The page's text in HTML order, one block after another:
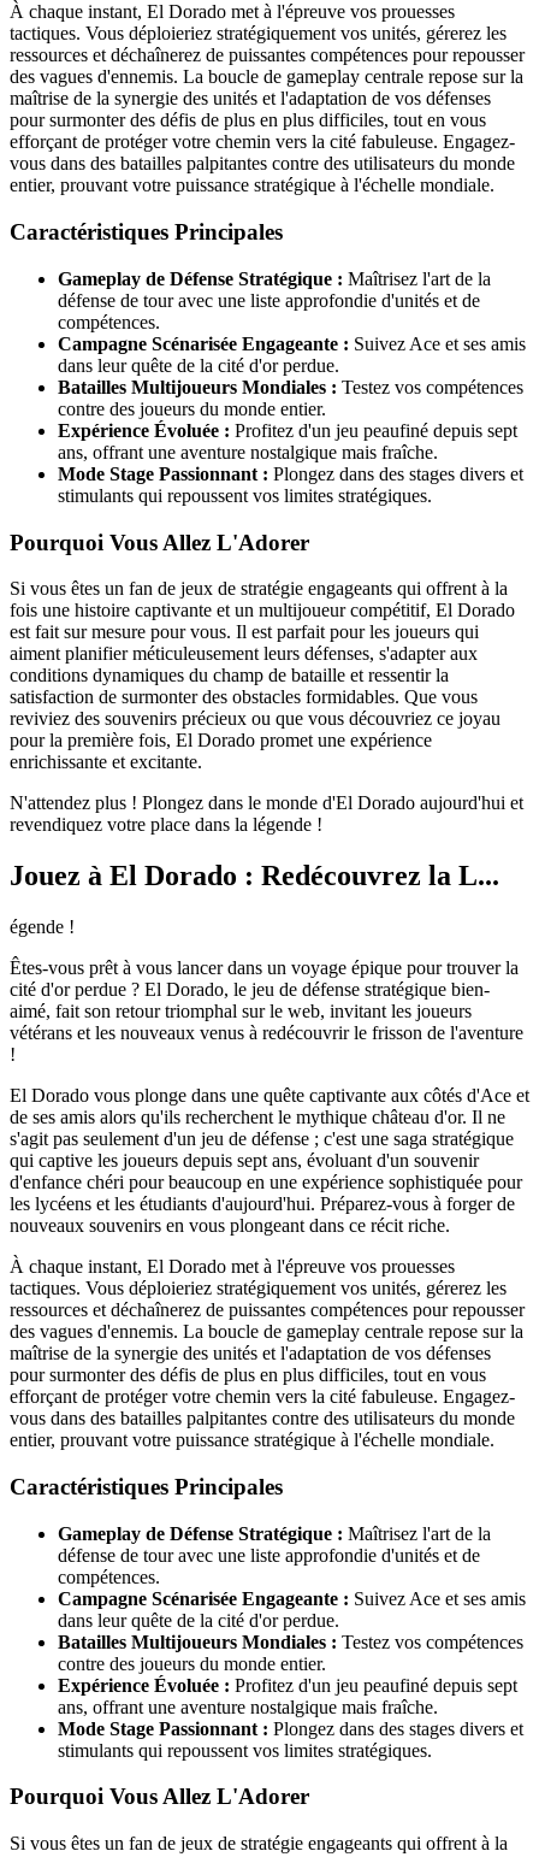
À chaque instant, El Dorado met à l'épreuve vos prouesses
tactiques. Vous déploieriez stratégiquement vos unités, gérerez les
ressources et déchaînerez de puissantes compétences pour repousser
des vagues d'ennemis. La boucle de gameplay centrale repose sur la
maîtrise de la synergie des unités et l'adaptation de vos défenses
pour surmonter des défis de plus en plus difficiles, tout en vous
efforçant de protéger votre chemin vers la cité fabuleuse. Engagez-
vous dans des batailles palpitantes contre des utilisateurs du monde
entier, prouvant votre puissance stratégique à l'échelle mondiale.
Caractéristiques Principales
Gameplay de Défense Stratégique : Maîtrisez l'art de la
défense de tour avec une liste approfondie d'unités et de
compétences.
Campagne Scénarisée Engageante : Suivez Ace et ses amis
dans leur quête de la cité d'or perdue.
Batailles Multijoueurs Mondiales : Testez vos compétences
contre des joueurs du monde entier.
Expérience Évoluée : Profitez d'un jeu peaufiné depuis sept
ans, offrant une aventure nostalgique mais fraîche.
Mode Stage Passionnant : Plongez dans des stages divers et
stimulants qui repoussent vos limites stratégiques.
Pourquoi Vous Allez L'Adorer
Si vous êtes un fan de jeux de stratégie engageants qui offrent à la
fois une histoire captivante et un multijoueur compétitif, El Dorado
est fait sur mesure pour vous. Il est parfait pour les joueurs qui
aiment planifier méticuleusement leurs défenses, s'adapter aux
conditions dynamiques du champ de bataille et ressentir la
satisfaction de surmonter des obstacles formidables. Que vous
reviviez des souvenirs précieux ou que vous découvriez ce joyau
pour la première fois, El Dorado promet une expérience
enrichissante et excitante.
N'attendez plus ! Plongez dans le monde d'El Dorado aujourd'hui et
revendiquez votre place dans la légende !
Jouez à El Dorado : Redécouvrez la L...
égende !
Êtes-vous prêt à vous lancer dans un voyage épique pour trouver la
cité d'or perdue ? El Dorado, le jeu de défense stratégique bien-
aimé, fait son retour triomphal sur le web, invitant les joueurs
vétérans et les nouveaux venus à redécouvrir le frisson de l'aventure
!
El Dorado vous plonge dans une quête captivante aux côtés d'Ace et
de ses amis alors qu'ils recherchent le mythique château d'or. Il ne
s'agit pas seulement d'un jeu de défense ; c'est une saga stratégique
qui captive les joueurs depuis sept ans, évoluant d'un souvenir
d'enfance chéri pour beaucoup en une expérience sophistiquée pour
les lycéens et les étudiants d'aujourd'hui. Préparez-vous à forger de
nouveaux souvenirs en vous plongeant dans ce récit riche.
À chaque instant, El Dorado met à l'épreuve vos prouesses
tactiques. Vous déploieriez stratégiquement vos unités, gérerez les
ressources et déchaînerez de puissantes compétences pour repousser
des vagues d'ennemis. La boucle de gameplay centrale repose sur la
maîtrise de la synergie des unités et l'adaptation de vos défenses
pour surmonter des défis de plus en plus difficiles, tout en vous
efforçant de protéger votre chemin vers la cité fabuleuse. Engagez-
vous dans des batailles palpitantes contre des utilisateurs du monde
entier, prouvant votre puissance stratégique à l'échelle mondiale.
Caractéristiques Principales
Gameplay de Défense Stratégique : Maîtrisez l'art de la
défense de tour avec une liste approfondie d'unités et de
compétences.
Campagne Scénarisée Engageante : Suivez Ace et ses amis
dans leur quête de la cité d'or perdue.
Batailles Multijoueurs Mondiales : Testez vos compétences
contre des joueurs du monde entier.
Expérience Évoluée : Profitez d'un jeu peaufiné depuis sept
ans, offrant une aventure nostalgique mais fraîche.
Mode Stage Passionnant : Plongez dans des stages divers et
stimulants qui repoussent vos limites stratégiques.
Pourquoi Vous Allez L'Adorer
Si vous êtes un fan de jeux de stratégie engageants qui offrent à la